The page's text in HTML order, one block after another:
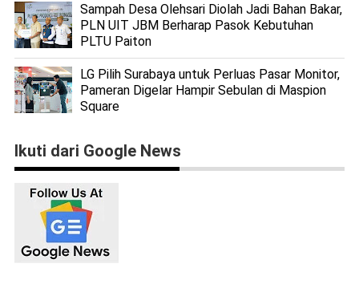
Sampah Desa Olehsari Diolah Jadi Bahan Bakar,
PLN UIT JBM Berharap Pasok Kebutuhan
PLTU Paiton
LG Pilih Surabaya untuk Perluas Pasar Monitor,
Pameran Digelar Hampir Sebulan di Maspion
Square
Ikuti dari Google News